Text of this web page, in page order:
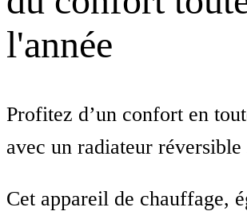
l'année
Profitez d’un confort en
avec un radiateur réversible
Cet appareil de chauffage,